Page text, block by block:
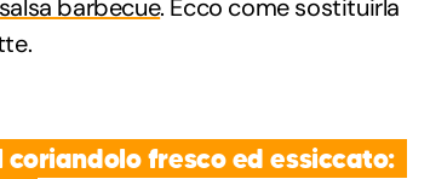
barbecue. Ecco come sostituirla
fresco ed essiccato: